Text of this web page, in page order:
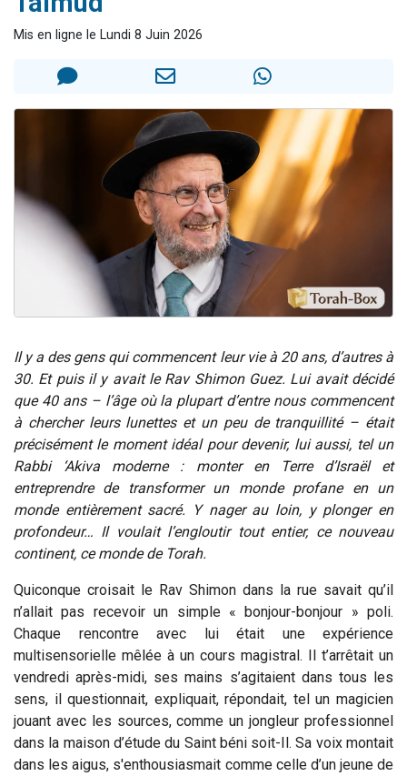
Ariel vient de donner son Maasser
Eva vient de donner son Maasser
Mis en ligne le Lundi 8 Juin 2026
Il y a des gens qui commencent leur vie à 20 ans, d’autres à
30. Et puis il y avait le Rav Shimon Guez. Lui avait décidé
que 40 ans – l’âge où la plupart d’entre nous commencent
à chercher leurs lunettes et un peu de tranquillité – était
précisément le moment idéal pour devenir, lui aussi, tel un
Rabbi ‘Akiva moderne : monter en Terre d’Israël et
entreprendre de transformer un monde profane en un
monde entièrement sacré. Y nager au loin, y plonger en
profondeur… Il voulait l’engloutir tout entier, ce nouveau
continent, ce monde de Torah.
Quiconque croisait le Rav Shimon dans la rue savait qu’il
n’allait pas recevoir un simple « bonjour-bonjour » poli.
Chaque rencontre avec lui était une expérience
multisensorielle mêlée à un cours magistral. Il t’arrêtait un
vendredi après-midi, ses mains s’agitaient dans tous les
sens, il questionnait, expliquait, répondait, tel un magicien
jouant avec les sources, comme un jongleur professionnel
dans la maison d’étude du Saint béni soit-Il. Sa voix montait
dans les aigus, s'enthousiasmait comme celle d’un jeune de